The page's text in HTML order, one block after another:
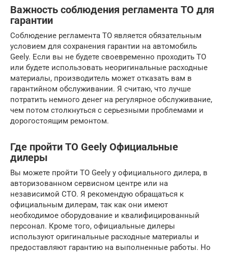
Важность соблюдения регламента ТО для
гарантии
Соблюдение регламента ТО является обязательным
условием для сохранения гарантии на автомобиль
Geely. Если вы не будете своевременно проходить ТО
или будете использовать неоригинальные расходные
материалы, производитель может отказать вам в
гарантийном обслуживании. Я считаю, что лучше
потратить немного денег на регулярное обслуживание,
чем потом столкнуться с серьезными проблемами и
дорогостоящим ремонтом.
Где пройти ТО Geely Официальные
дилеры
Вы можете пройти ТО Geely у официального дилера, в
авторизованном сервисном центре или на
независимой СТО. Я рекомендую обращаться к
официальным дилерам, так как они имеют
необходимое оборудование и квалифицированный
персонал. Кроме того, официальные дилеры
используют оригинальные расходные материалы и
предоставляют гарантию на выполненные работы. Но